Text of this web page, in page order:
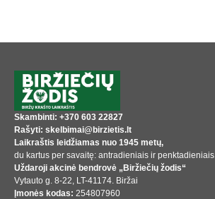
Skambinti: +370 603 22827
Rašyti: skelbimai@birzietis.lt
Laikraštis leidžiamas nuo 1945 metų,
du kartus per savaitę: antradieniais ir penktadieniais.
Uždaroji akcinė bendrovė „Biržiečių žodis“
Vytauto g. 8-22, LT-41174. Biržai
Įmonės kodas: 254807960